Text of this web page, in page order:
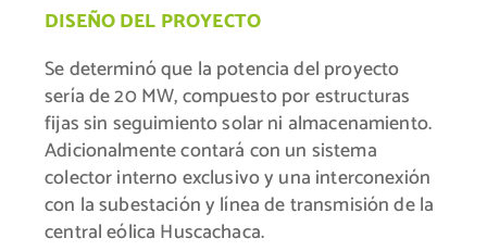
DISEÑO DEL PROYECTO
Se determinó que la potencia del proyecto
sería de 20 MW, compuesto por estructuras
fijas sin seguimiento solar ni almacenamiento.
Adicionalmente contará con un sistema
colector interno exclusivo y una interconexión
con la subestación y línea de transmisión de la
central eólica Huscachaca.